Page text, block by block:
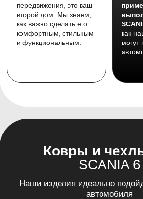
Наши изделия идеально подойдут для вашего
автомобиля